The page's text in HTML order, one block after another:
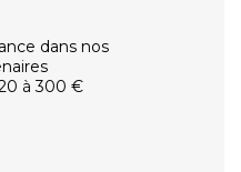
dans nos
à 300 €